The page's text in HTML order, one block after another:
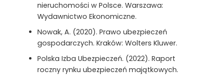
nieruchomości w Polsce. Warszawa:
Wydawnictwo Ekonomiczne.
Nowak, A. (2020). Prawo ubezpieczeń
gospodarczych. Kraków: Wolters Kluwer.
Polska Izba Ubezpieczeń. (2022). Raport
roczny rynku ubezpieczeń majątkowych.